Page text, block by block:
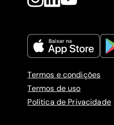
Termos e condições
Termos de uso
Política de Privacidade